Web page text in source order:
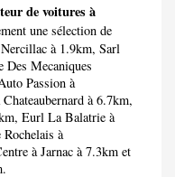
de voitures à
une sélection de
à 1.9km, Sarl
Des Mecaniques
Passion à
à 6.7km,
Eurl La Balatrie à
à
à Jarnac à 7.3km et